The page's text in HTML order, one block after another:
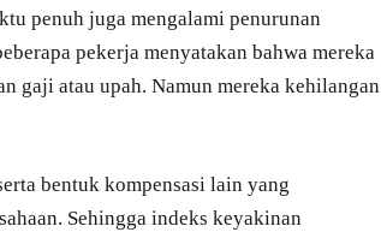
penuh juga mengalami penurunan
pekerja menyatakan bahwa mereka
gaji atau upah. Namun mereka kehilangan
bentuk kompensasi lain yang
Sehingga indeks keyakinan